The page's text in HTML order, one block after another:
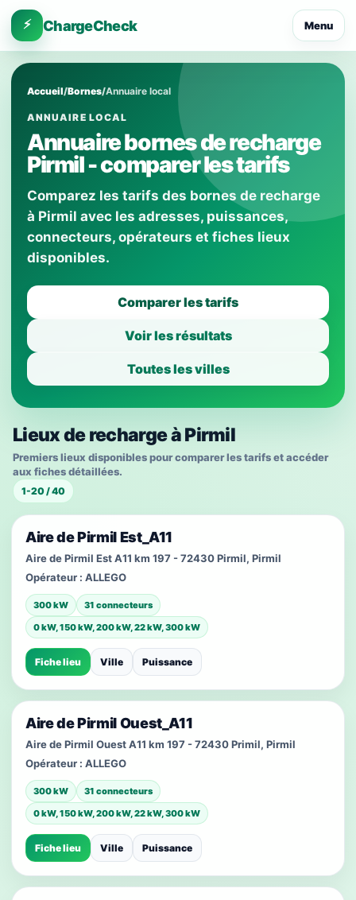
⚡ ChargeCheck Menu
Accueil/Bornes/Annuaire local
ANNUAIRE LOCAL
Annuaire bornes de recharge
Pirmil - comparer les tarifs
Comparez les tarifs des bornes de recharge
à Pirmil avec les adresses, puissances,
connecteurs, opérateurs et fiches lieux
disponibles.
Comparer les tarifs
Voir les résultats
Toutes les villes
Lieux de recharge à Pirmil
Premiers lieux disponibles pour comparer les tarifs et accéder
aux fiches détaillées.
1-20 / 40
Aire de Pirmil Est_A11
Aire de Pirmil Est A11 km 197 - 72430 Pirmil, Pirmil
Opérateur : ALLEGO
300 kW
31 connecteurs
0 kW, 150 kW, 200 kW, 22 kW, 300 kW
Fiche lieu Ville Puissance
Aire de Pirmil Ouest_A11
Aire de Pirmil Ouest A11 km 197 - 72430 Primil, Pirmil
Opérateur : ALLEGO
300 kW
31 connecteurs
0 kW, 150 kW, 200 kW, 22 kW, 300 kW
Fiche lieu Ville Puissance